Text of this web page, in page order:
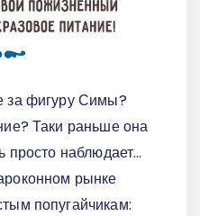
фигуру Симы?
Таки раньше она
просто наблюдает...
рынке
попугайчикам: